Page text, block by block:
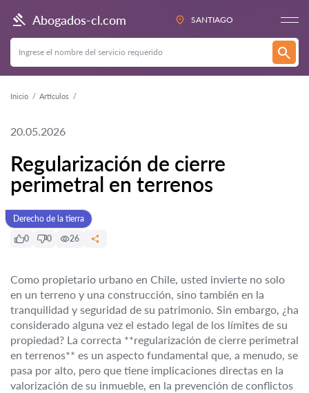
Abogados-cl.com SANTIAGO
Inicio Artículos
20.05.2026
Regularización de cierre
perimetral en terrenos
Derecho de la tierra
0
0 26
Como propietario urbano en Chile, usted invierte no solo
en un terreno y una construcción, sino también en la
tranquilidad y seguridad de su patrimonio. Sin embargo, ¿ha
considerado alguna vez el estado legal de los límites de su
propiedad? La correcta **regularización de cierre perimetral
en terrenos** es un aspecto fundamental que, a menudo, se
pasa por alto, pero que tiene implicaciones directas en la
valorización de su inmueble, en la prevención de conflictos